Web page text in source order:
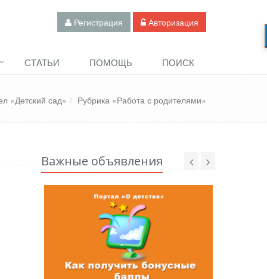
Регистрация Авторизация
СТАТЬИ ПОМОЩЬ ПОИСК
«Детский сад» Рубрика «Работа с родителями»
Важные объявления